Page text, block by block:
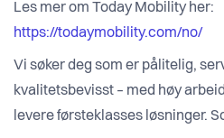
Les mer om Today Mobility her:
https://todaymobility.com/no/
Vi søker deg som er pålitelig,
kvalitetsbevisst – med høy
levere førsteklasses løsninger.